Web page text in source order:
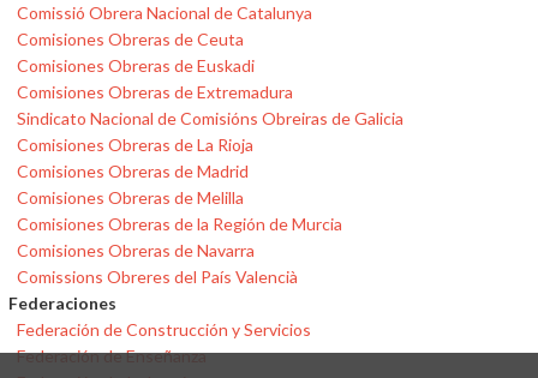
Comissió Obrera Nacional de Catalunya
Comisiones Obreras de Ceuta
Comisiones Obreras de Euskadi
Comisiones Obreras de Extremadura
Sindicato Nacional de Comisións Obreiras de Galicia
Comisiones Obreras de La Rioja
Comisiones Obreras de Madrid
Comisiones Obreras de Melilla
Comisiones Obreras de la Región de Murcia
Comisiones Obreras de Navarra
Comissions Obreres del País Valencià
Federaciones
Federación de Construcción y Servicios
Federación de Enseñanza